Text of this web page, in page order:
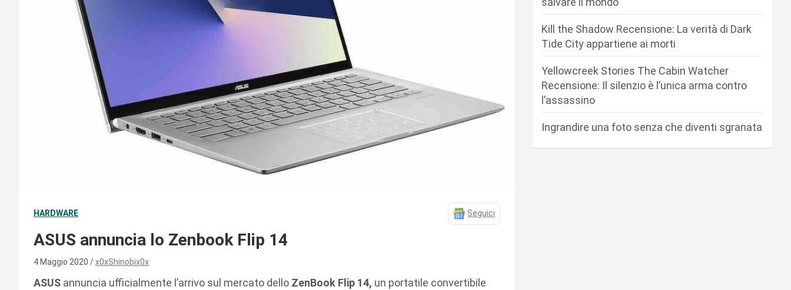
HARDWARE Seguici
ASUS annuncia lo Zenbook Flip 14
4 Maggio 2020 x0xShinobix0x
ASUS annuncia ufficialmente l’arrivo sul mercato dello ZenBook Flip 14, un portatile convertibile
Kill the Shadow Recensione: La verità di Dark
Tide City appartiene ai morti
Yellowcreek Stories The Cabin Watcher
Recensione: Il silenzio è l’unica arma contro
l’assassino
Ingrandire una foto senza che diventi sgranata